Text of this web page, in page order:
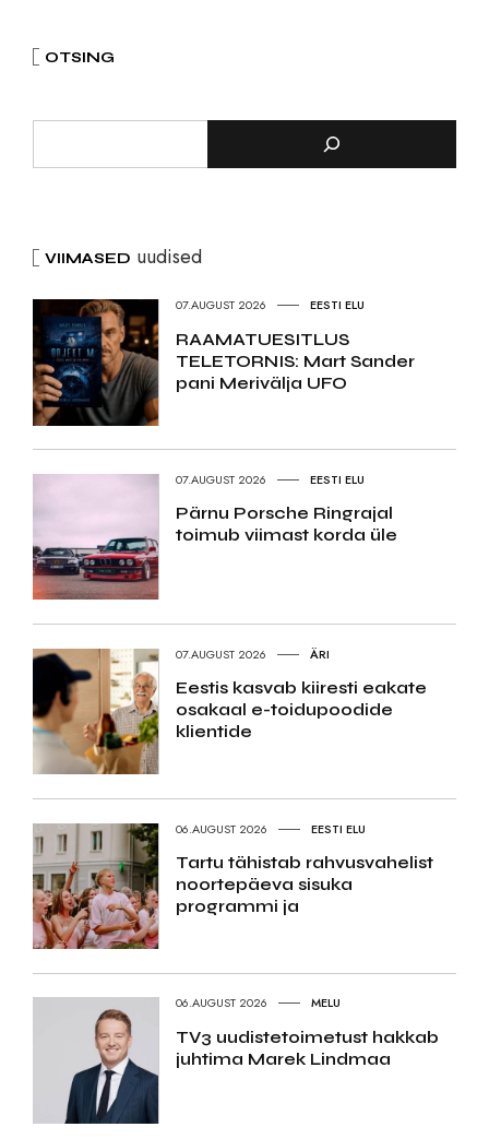
OTSING
VIIMASED uudised
07.AUGUST 2026 EESTI ELU
RAAMATUESITLUS
TELETORNIS: Mart Sander
pani Merivälja UFO
07.AUGUST 2026 EESTI ELU
Pärnu Porsche Ringrajal
toimub viimast korda üle
07.AUGUST 2026 ÄRI
Eestis kasvab kiiresti eakate
osakaal e-toidupoodide
klientide
06.AUGUST 2026 EESTI ELU
Tartu tähistab rahvusvahelist
noortepäeva sisuka
programmi ja
06.AUGUST 2026 MELU
TV3 uudistetoimetust hakkab
juhtima Marek Lindmaa